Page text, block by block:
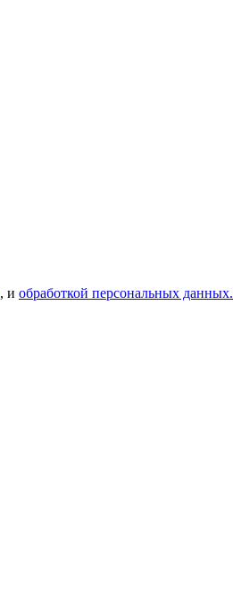
, и обработкой персональных данных.